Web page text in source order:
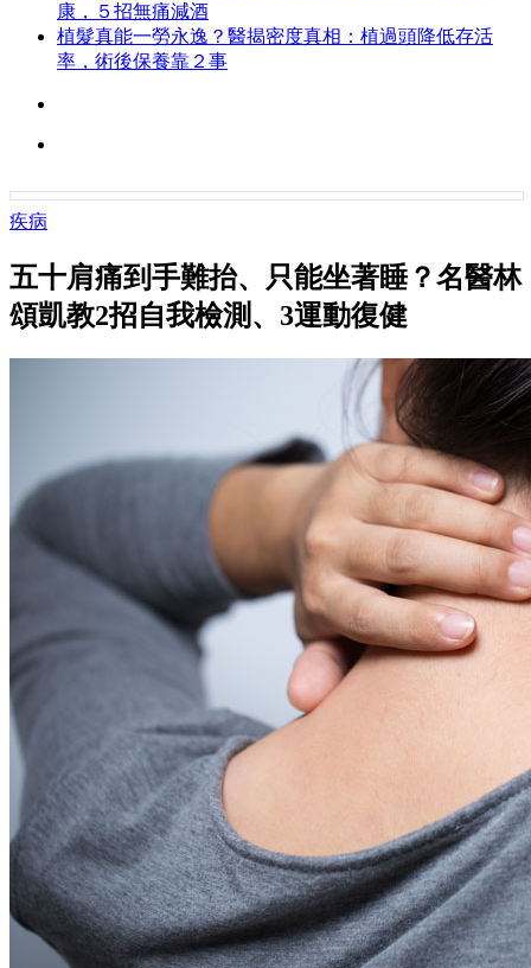
康，５招無痛減酒
植髮真能一勞永逸？醫揭密度真相：植過頭降低存活
率，術後保養靠２事
疾病
五十肩痛到手難抬、只能坐著睡？名醫林
頌凱教2招自我檢測、3運動復健